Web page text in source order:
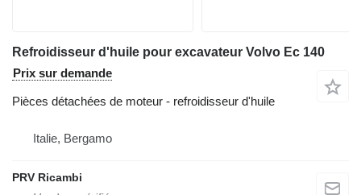
Refroidisseur d'huile pour excavateur Volvo Ec 140
Prix sur demande
Pièces détachées de moteur - refroidisseur d'huile
Italie, Bergamo
PRV Ricambi